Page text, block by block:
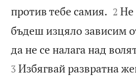
против тебе самия. 

2 Не
бъдеш изцяло зависим
да не се налага над
3 Избягвай развратна